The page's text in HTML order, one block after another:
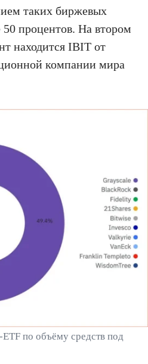
таких биржевых
процентов. На втором
находится IBIT от
компании мира
по объёму средств под